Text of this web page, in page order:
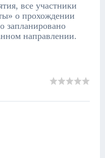
все участники
о прохождении
запланировано
направлении.